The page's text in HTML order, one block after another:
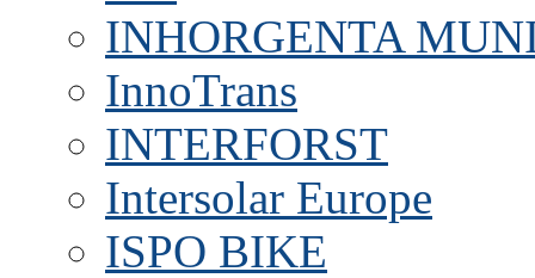
INHORGENTA
InnoTrans
INTERFORST
Intersolar Europe
ISPO BIKE